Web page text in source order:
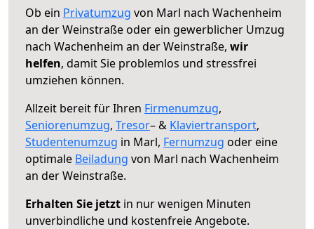
Ob ein Privatumzug von Marl nach Wachenheim
an der Weinstraße oder ein gewerblicher Umzug
nach Wachenheim an der Weinstraße, wir
helfen, damit Sie problemlos und stressfrei
umziehen können.
Allzeit bereit für Ihren Firmenumzug,
Seniorenumzug, Tresor– & Klaviertransport,
Studentenumzug in Marl, Fernumzug oder eine
optimale Beiladung von Marl nach Wachenheim
an der Weinstraße.
Erhalten Sie jetzt in nur wenigen Minuten
unverbindliche und kostenfreie Angebote.